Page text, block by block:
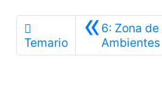
Temario «6: Zona
Ambientes